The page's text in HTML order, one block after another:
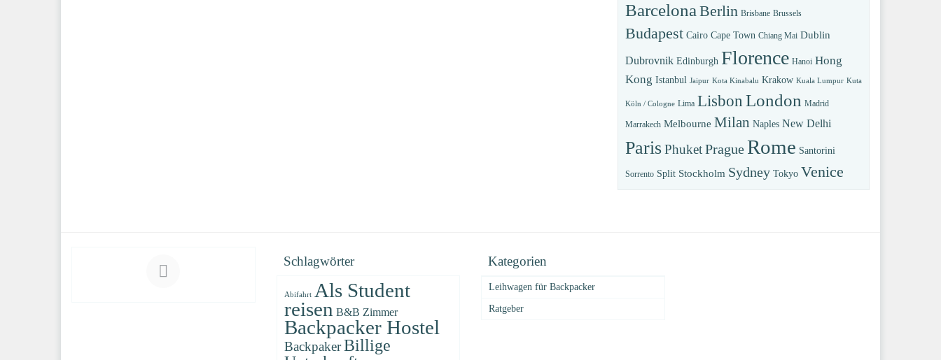
Barcelona Berlin Brisbane Brussels
Budapest Cairo Cape Town Chiang Mai Dublin
Dubrovnik Edinburgh Florence Hanoi Hong
Kong Istanbul Jaipur Kota Kinabalu Krakow Kuala Lumpur Kuta
Köln / Cologne Lima Lisbon London Madrid
Marrakech Melbourne Milan Naples New Delhi
ParisPhuketPragueRome Santorini
Sorrento Split Stockholm Sydney Tokyo Venice
Schlagwörter
Abifahrt Als Student
reisen B&B Zimmer
Backpacker Hostel
Backpaker Billige
Kategorien
Leihwagen für Backpacker
Ratgeber